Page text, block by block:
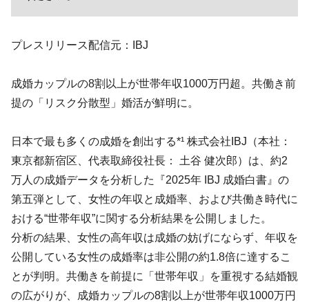
プレスリリース配信元：IBJ
成婚カップルの8割以上が世帯年収1000万円超。共働き前
提の「リスク分散型」婚活が鮮明に。
日本で最も多くの成婚を創出する*¹ 株式会社IBJ（本社：
東京都新宿区、代表取締役社長： 土谷 健次郎）は、約2
万人の成婚データを分析した『2025年 IBJ 成婚白書』の
第五弾として、女性の年収と成婚率、および共働き時代に
おける“世帯年収”に関する分析結果を公開しました。
分析の結果、女性の高年収は成婚の妨げにならず、年収を
公開している女性の成婚率は非公開の約1.8倍に達するこ
とが判明。共働きを前提に「世帯年収」を重視する結婚観
の広がりが、成婚カップルの8割以上が世帯年収1000万円